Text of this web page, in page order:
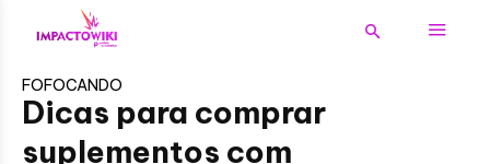
FOFOCANDO
Dicas para comprar
suplementos com